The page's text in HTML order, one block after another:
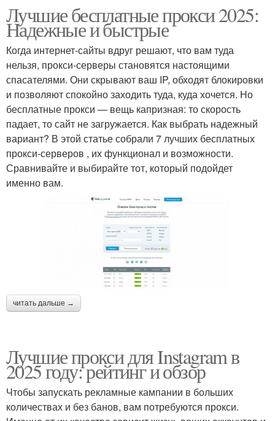
Лучшие бесплатные прокси 2025:
Надежные и быстрые
Когда интернет-сайты вдруг решают, что вам туда
нельзя, прокси-серверы становятся настоящими
спасателями. Они скрывают ваш IP, обходят блокировки
и позволяют спокойно заходить туда, куда хочется. Но
бесплатные прокси — вещь капризная: то скорость
падает, то сайт не загружается. Как выбрать надежный
вариант? В этой статье собрали 7 лучших бесплатных
прокси-серверов , их функционал и возможности.
Сравнивайте и выбирайте тот, который подойдет
именно вам.
читать дальше →
Лучшие прокси для Instagram в
2025 году: рейтинг и обзор
Чтобы запускать рекламные кампании в больших
количествах и без банов, вам потребуются прокси.